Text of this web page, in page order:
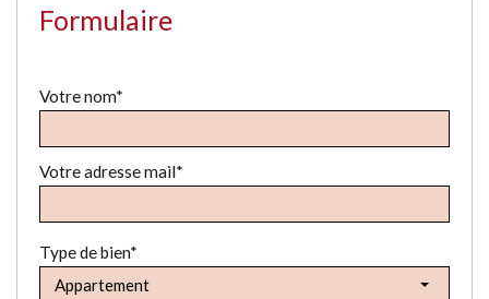
Formulaire
Votre nom*
Votre adresse mail*
Type de bien*
Appartement